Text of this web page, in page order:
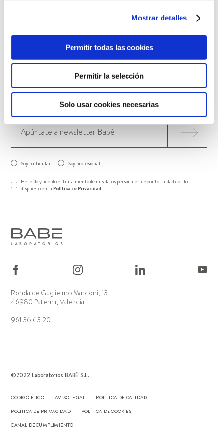
Mostrar detalles
Permitir todas las cookies
Permitir la selección
Solo usar cookies necesarias
Problemas o afecciones de la piel
Tutoriales
Soy particular Soy profesional
He leído y acepto el tratamiento de mis datos personales, de conformidad con lo
dispuesto en laPolítica de Privacidad.
Ronda de Guglielmo Marconi, 13
46980 Paterna, Valencia
961 36 63 20
©2022 Laboratorios BABÉ S.L.
CÓDIGO ÉTICO AVISO LEGAL
POLÍTICA DE CALIDAD
POLÍTICA DE PRIVACIDAD
POLÍTICA DE COOKIES
CANAL DE CUMPLIMIENTO